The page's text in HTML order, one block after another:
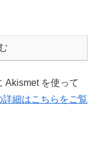
Akismet を使って
細はこちらをご覧